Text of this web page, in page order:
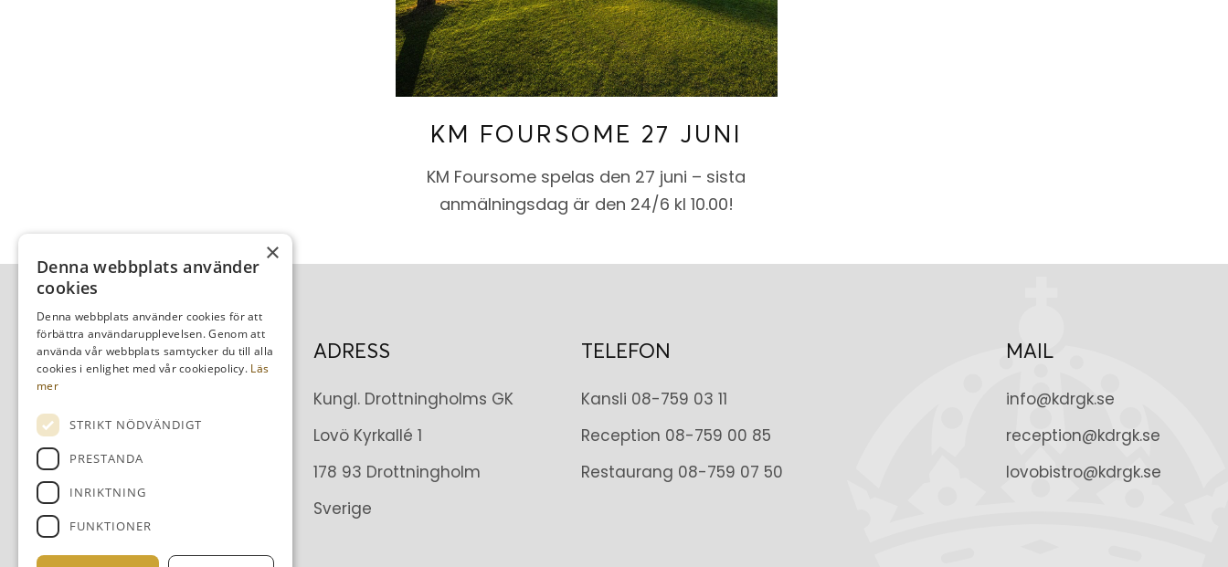
KM FOURSOME 27 JUNI
KM Foursome spelas den 27 juni – sista
anmälningsdag är den 24/6 kl 10.00!
ADRESS
Kungl. Drottningholms GK
Lovö Kyrkallé 1
178 93 Drottningholm
Sverige
TELEFON
Kansli 08-759 03 11
Reception 08-759 00 85
Restaurang 08-759 07 50
MAIL
info@kdrgk.se
reception@kdrgk.se
lovobistro@kdrgk.se
×
Denna webbplats använder
cookies
Denna webbplats använder cookies för att
förbättra användarupplevelsen. Genom att
använda vår webbplats samtycker du till alla
cookies i enlighet med vår cookiepolicy. Läs
mer
STRIKT NÖDVÄNDIGT
PRESTANDA
INRIKTNING
FUNKTIONER